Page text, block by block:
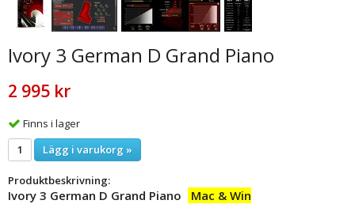
Ivory 3 German D Grand Piano
2 995 kr
Finns i lager
Lägg i varukorg »
Produktbeskrivning:
Ivory 3 German D Grand Piano Mac & Win